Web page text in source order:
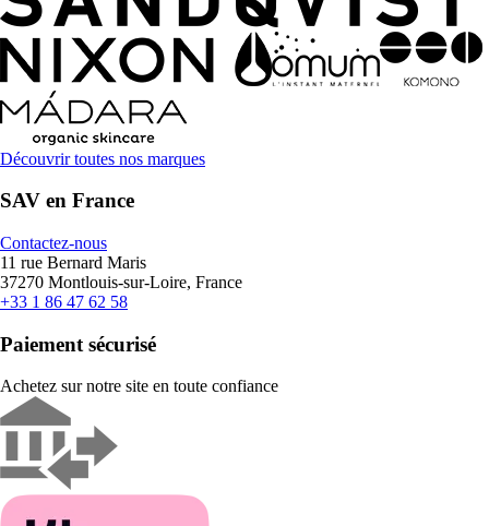
Découvrir toutes nos marques
SAV en France
Contactez-nous
11 rue Bernard Maris
37270 Montlouis-sur-Loire, France
+33 1 86 47 62 58
Paiement sécurisé
Achetez sur notre site en toute confiance